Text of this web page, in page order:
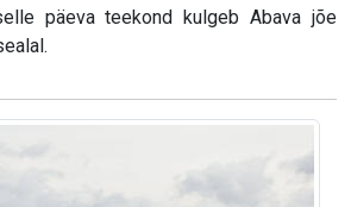
päeva teekond kulgeb Abava jõe